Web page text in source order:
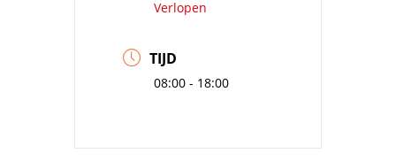
Verlopen
TIJD
08:00 - 18:00